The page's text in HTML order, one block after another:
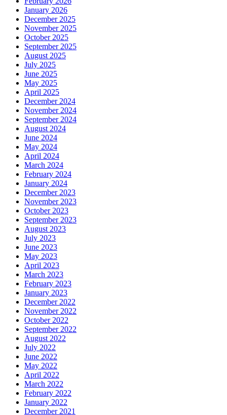
January 2026
December 2025
November 2025
October 2025
September 2025
August 2025
July 2025
June 2025
May 2025
April 2025
December 2024
November 2024
September 2024
August 2024
June 2024
May 2024
April 2024
March 2024
February 2024
January 2024
December 2023
November 2023
October 2023
September 2023
August 2023
July 2023
June 2023
May 2023
April 2023
March 2023
February 2023
January 2023
December 2022
November 2022
October 2022
September 2022
August 2022
July 2022
June 2022
May 2022
April 2022
March 2022
February 2022
January 2022
December 2021